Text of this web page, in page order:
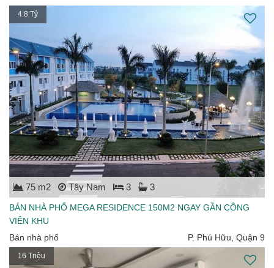
4.8 Tỷ
75 m2 Tây Nam 3 3
BÁN NHÀ PHỐ MEGA RESIDENCE 150M2 NGAY GẦN CÔNG
VIÊN KHU
Bán nhà phố
P. Phú Hữu, Quận 9
16 Triệu